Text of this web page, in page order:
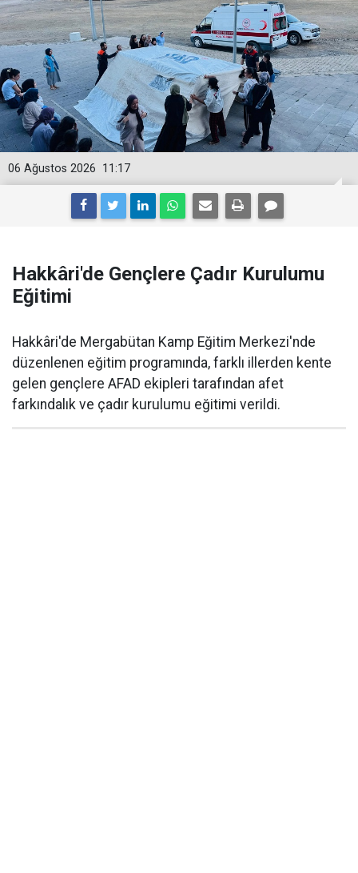
11:17
06 Ağustos 2026
Hakkâri'de Gençlere Çadır Kurulumu
Eğitimi
Hakkâri'de Mergabütan Kamp Eğitim Merkezi'nde
düzenlenen eğitim programında, farklı illerden kente
gelen gençlere AFAD ekipleri tarafından afet
farkındalık ve çadır kurulumu eğitimi verildi.